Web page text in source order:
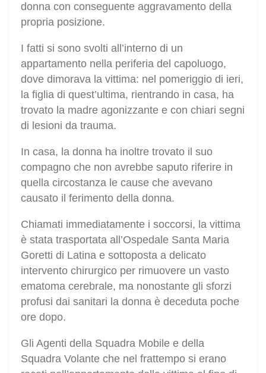
donna con conseguente aggravamento della
propria posizione.
I fatti si sono svolti all’interno di un
appartamento nella periferia del capoluogo,
dove dimorava la vittima: nel pomeriggio di ieri,
la figlia di quest’ultima, rientrando in casa, ha
trovato la madre agonizzante e con chiari segni
di lesioni da trauma.
In casa, la donna ha inoltre trovato il suo
compagno che non avrebbe saputo riferire in
quella circostanza le cause che avevano
causato il ferimento della donna.
Chiamati immediatamente i soccorsi, la vittima
è stata trasportata all’Ospedale Santa Maria
Goretti di Latina e sottoposta a delicato
intervento chirurgico per rimuovere un vasto
ematoma cerebrale, ma nonostante gli sforzi
profusi dai sanitari la donna è deceduta poche
ore dopo.
Gli Agenti della Squadra Mobile e della
Squadra Volante che nel frattempo si erano